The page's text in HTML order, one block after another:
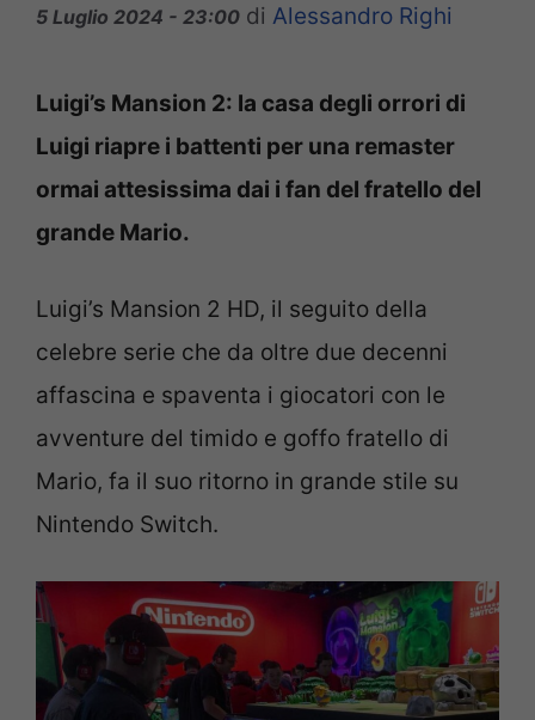
5 Luglio 2024 - 23:00 di Alessandro Righi
Luigi’s Mansion 2: la casa degli orrori di
Luigi riapre i battenti per una remaster
ormai attesissima dai i fan del fratello del
grande Mario.
Luigi’s Mansion 2 HD, il seguito della
celebre serie che da oltre due decenni
affascina e spaventa i giocatori con le
avventure del timido e goffo fratello di
Mario, fa il suo ritorno in grande stile su
Nintendo Switch.